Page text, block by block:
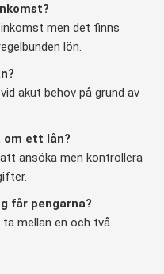
men det finns
lön.
akut behov på grund av
om ett lån?
ansöka men kontrollera
får pengarna?
ta mellan en och två